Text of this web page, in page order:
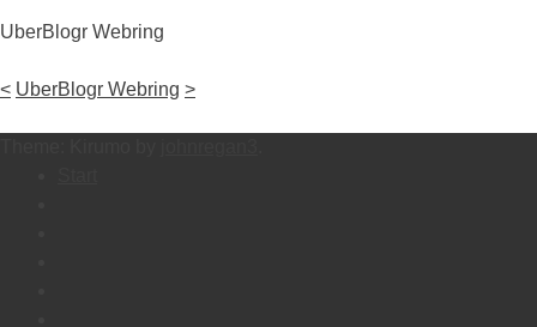
UberBlogr Webring
< UberBlogr Webring >